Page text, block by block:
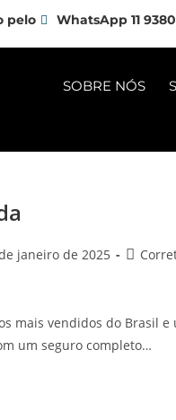
pelo WhatsApp 11
SOBRE NÓS
janeiro de 2025
mais vendidos do Brasil
um seguro completo…